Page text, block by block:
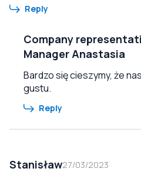
Reply
Company
Manager Anastasia
Bardzo się cieszymy, że
gustu.
Reply
Stanisław27/03/2023